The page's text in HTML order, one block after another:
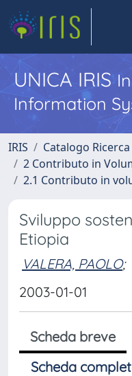
UNICA IRIS
Information
IRIS
Catalogo
2 Contributo in
2.1 Contributo in
Sviluppo
Etiopia
VALERA, PAOLO;
2003-01-01
Scheda breve
Scheda